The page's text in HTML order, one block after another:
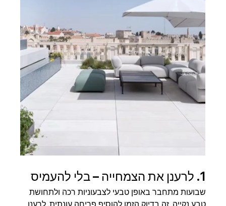
1. לרענן את הצמחייה – בלי להעמיס
שבועות מתחבר באופן טבעי לצבעוניות רכה ולתחושת
טבע נקייה. זה בדיוק הזמן להוסיף פריחה עונתית, לרענן